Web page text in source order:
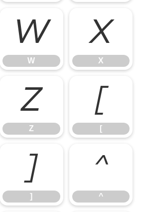
W
W
X
X
Z
Z
[
[
]
]
^
^